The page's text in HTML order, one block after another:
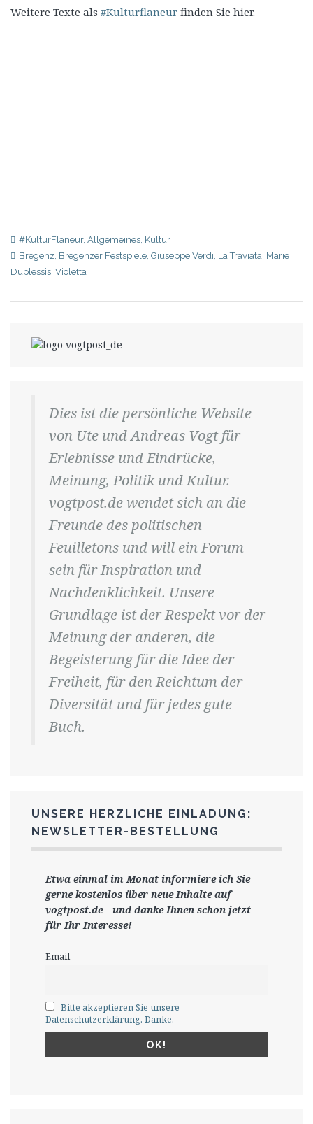
Weitere Texte als #Kulturflaneur finden Sie hier.
#KulturFlaneur, Allgemeines Kultur
Bregenz Bregenzer Festspiele Giuseppe Verdi La Traviata Marie
Duplessis Violetta
Dies ist die persönliche Website
von Ute und Andreas Vogt für
Erlebnisse und Eindrücke,
Meinung, Politik und Kultur.
vogtpost.de wendet sich an die
Freunde des politischen
Feuilletons und will ein Forum
sein für Inspiration und
Nachdenklichkeit. Unsere
Grundlage ist der Respekt vor der
Meinung der anderen, die
Begeisterung für die Idee der
Freiheit, für den Reichtum der
Diversität und für jedes gute
Buch.
UNSERE HERZLICHE EINLADUNG:
NEWSLETTER-BESTELLUNG
Etwa einmal im Monat informiere ich Sie
gernekostenlos über neue Inhalte auf
vogtpost.de- und danke Ihnen schon jetzt
für Ihr Interesse!
Email
Bitte akzeptieren Sie unsere
Datenschutzerklärung. Danke.